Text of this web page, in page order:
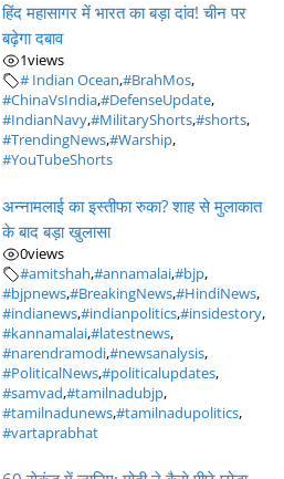
हिंद महासागर में भारत का बड़ा दांव! चीन पर
बढ़ेगा दबाव
1views
# Indian Ocean,#BrahMos,
#ChinaVsIndia,#DefenseUpdate,
#IndianNavy,#MilitaryShorts,#shorts,
#TrendingNews,#Warship,
#YouTubeShorts
अन्नामलाई का इस्तीफा रुका? शाह से मुलाकात
के बाद बड़ा खुलासा
0views
#amitshah,#annamalai,#bjp,
#bjpnews,#BreakingNews,#HindiNews,
#indianews,#indianpolitics,#insidestory,
#kannamalai,#latestnews,
#narendramodi,#newsanalysis,
#PoliticalNews,#politicalupdates,
#samvad,#tamilnadubjp,
#tamilnadunews,#tamilnadupolitics,
#vartaprabhat